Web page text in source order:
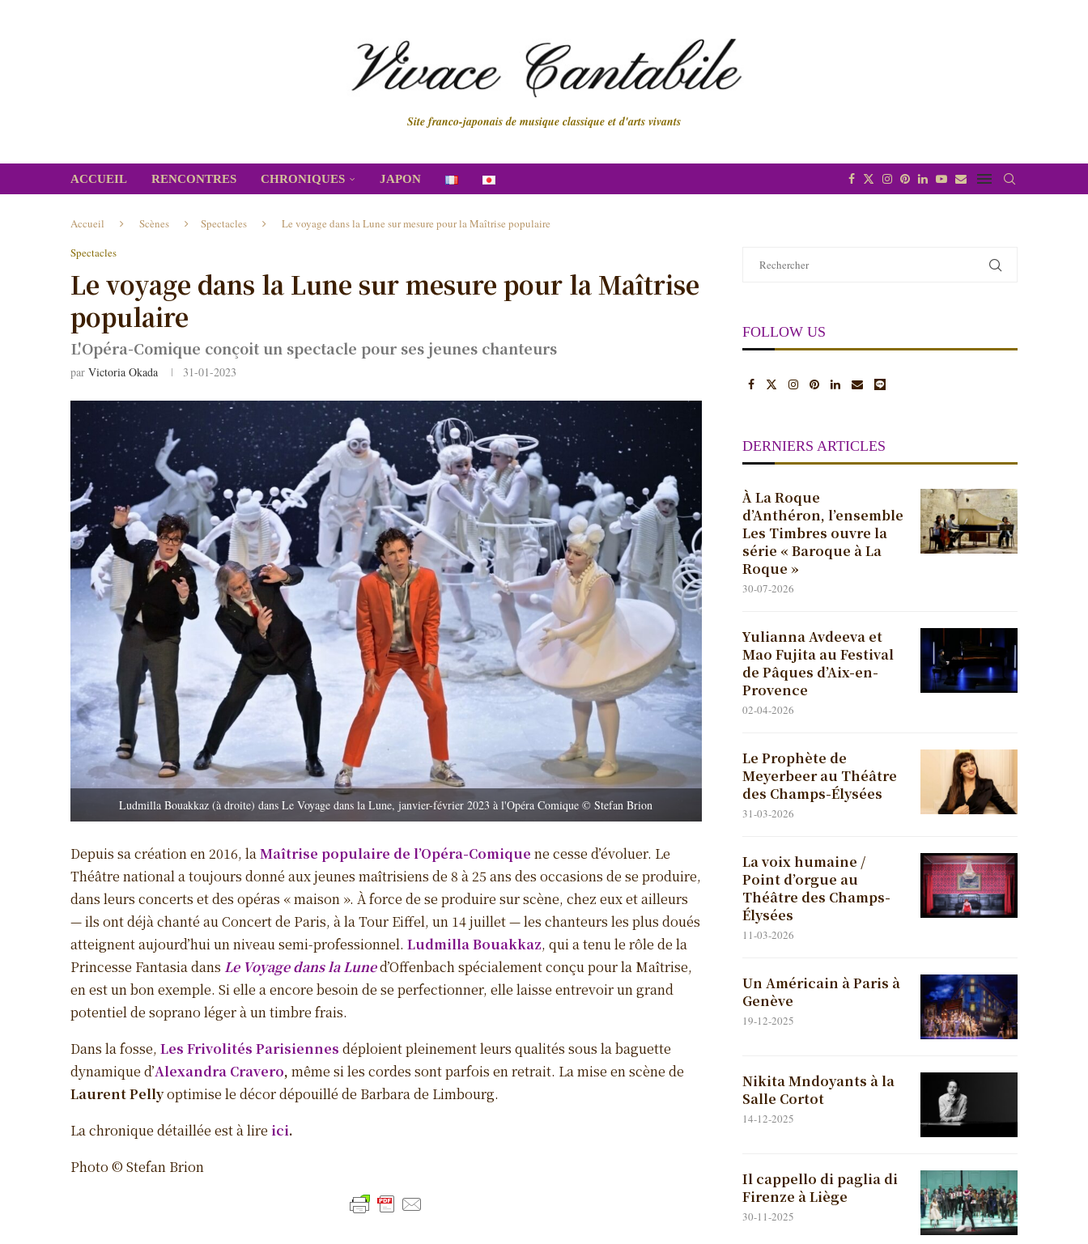
Site franco-japonais de musique classique et d'arts vivants
ACCUEIL RENCONTRES CHRONIQUES JAPON
Accueil Scènes Spectacles
Le voyage dans la Lune sur mesure pour la Maîtrise populaire
Spectacles
Le voyage dans la Lune sur mesure pour la Maîtrise
populaire
L'Opéra-Comique conçoit un spectacle pour ses jeunes chanteurs
par Victoria Okada 31-01-2023
Ludmilla Bouakkaz (à droite) dans Le Voyage dans la Lune, janvier-février 2023 à l'Opéra Comique © Stefan Brion
Depuis sa création en 2016, laMaîtrise populaire de l’Opéra-Comique ne cesse d’évoluer. Le
Théâtre national a toujours donné aux jeunes maîtrisiens de 8 à 25 ans des occasions de se produire,
dans leurs concerts et des opéras « maison ». À force de se produire sur scène, chez eux et ailleurs
— ils ont déjà chanté au Concert de Paris, à la Tour Eiffel, un 14 juillet — les chanteurs les plus doués
atteignent aujourd’hui un niveau semi-professionnel. Ludmilla Bouakkaz, qui a tenu le rôle de la
Princesse Fantasia dans Le Voyage dans la Luned’Offenbach spécialement conçu pour la Maîtrise,
en est un bon exemple. Si elle a encore besoin de se perfectionner, elle laisse entrevoir un grand
potentiel de soprano léger à un timbre frais.
Dans la fosse, Les Frivolités Parisiennes déploient pleinement leurs qualités sous la baguette
dynamique d’Alexandra Cravero, même si les cordes sont parfois en retrait. La mise en scène de
Laurent Pellyoptimise le décor dépouillé de Barbara de Limbourg.
La chronique détaillée est à lire ici.
Photo © Stefan Brion
FOLLOW US
DERNIERS ARTICLES
À La Roque
d’Anthéron, l’ensemble
Les Timbres ouvre la
série « Baroque à La
Roque »
30-07-2026
Yulianna Avdeeva et
Mao Fujita au Festival
de Pâques d’Aix-en-
Provence
02-04-2026
Le Prophète de
Meyerbeer au Théâtre
des Champs-Élysées
31-03-2026
La voix humaine /
Point d’orgue au
Théâtre des Champs-
Élysées
11-03-2026
Un Américain à Paris à
Genève
19-12-2025
Nikita Mndoyants à la
Salle Cortot
14-12-2025
Il cappello di paglia di
Firenze à Liège
30-11-2025